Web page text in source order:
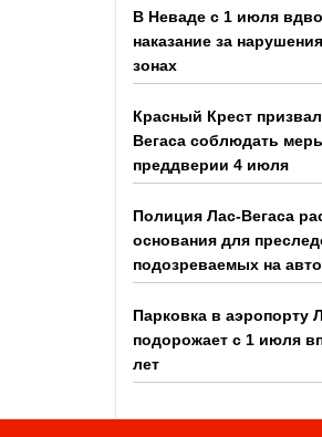
В Неваде с 1 июля
наказание за
зонах
Красный Крест
Вегаса соблюдать
преддверии 4 июля
Полиция Лас-Вегаса
основания для
подозреваемых на
Парковка в аэропорту
подорожает с 1 июля
лет